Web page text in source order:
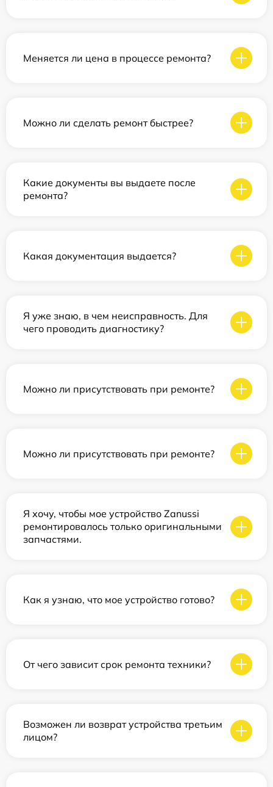
Меняется ли цена в процессе ремонта?
Можно ли сделать ремонт быстрее?
Какие документы вы выдаете после
ремонта?
Какая документация выдается?
Я уже знаю, в чем неисправность. Для
чего проводить диагностику?
Можно ли присутствовать при ремонте?
Можно ли присутствовать при ремонте?
Я хочу, чтобы мое устройство Zanussi
ремонтировалось только оригинальными
запчастями.
Как я узнаю, что мое устройство готово?
От чего зависит срок ремонта техники?
Возможен ли возврат устройства третьим
лицом?